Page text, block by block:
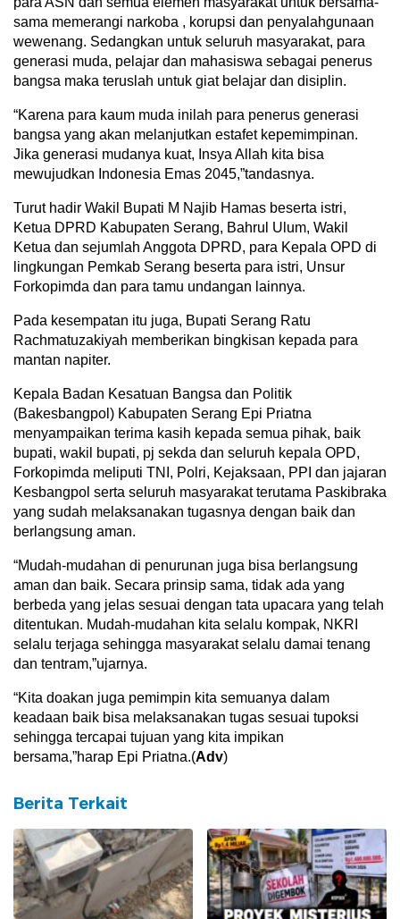
sama memerangi narkoba , korupsi dan penyalahgunaan
wewenang. Sedangkan untuk seluruh masyarakat, para
generasi muda, pelajar dan mahasiswa sebagai penerus
bangsa maka teruslah untuk giat belajar dan disiplin.
“Karena para kaum muda inilah para penerus generasi
bangsa yang akan melanjutkan estafet kepemimpinan.
Jika generasi mudanya kuat, Insya Allah kita bisa
mewujudkan Indonesia Emas 2045,”tandasnya.
Turut hadir Wakil Bupati M Najib Hamas beserta istri,
Ketua DPRD Kabupaten Serang, Bahrul Ulum, Wakil
Ketua dan sejumlah Anggota DPRD, para Kepala OPD di
lingkungan Pemkab Serang beserta para istri, Unsur
Forkopimda dan para tamu undangan lainnya.
Pada kesempatan itu juga, Bupati Serang Ratu
Rachmatuzakiyah memberikan bingkisan kepada para
mantan napiter.
Kepala Badan Kesatuan Bangsa dan Politik
(Bakesbangpol) Kabupaten Serang Epi Priatna
menyampaikan terima kasih kepada semua pihak, baik
bupati, wakil bupati, pj sekda dan seluruh kepala OPD,
Forkopimda meliputi TNI, Polri, Kejaksaan, PPI dan jajaran
Kesbangpol serta seluruh masyarakat terutama Paskibraka
yang sudah melaksanakan tugasnya dengan baik dan
berlangsung aman.
“Mudah-mudahan di penurunan juga bisa berlangsung
aman dan baik. Secara prinsip sama, tidak ada yang
berbeda yang jelas sesuai dengan tata upacara yang telah
ditentukan. Mudah-mudahan kita selalu kompak, NKRI
selalu terjaga sehingga masyarakat selalu damai tenang
dan tentram,”ujarnya.
“Kita doakan juga pemimpin kita semuanya dalam
keadaan baik bisa melaksanakan tugas sesuai tupoksi
sehingga tercapai tujuan yang kita impikan
bersama,”harap Epi Priatna.(Adv)
Berita Terkait